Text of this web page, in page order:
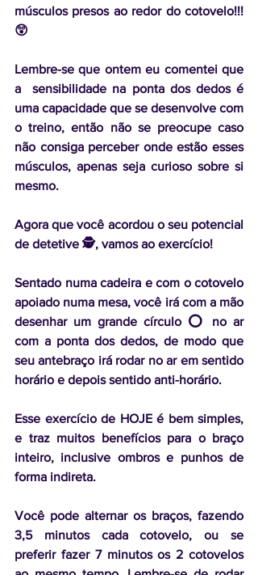
músculos presos ao redor do cotovelo!!!
😲
Lembre-se que ontem eu comentei que
a  sensibilidade na ponta dos dedos é
uma capacidade que se desenvolve com
o treino, então não se preocupe caso
não consiga perceber onde estão esses
músculos, apenas seja curioso sobre si
mesmo.
Agora que você acordou o seu potencial
de detetive 🕵️‍, vamos ao exercício!
Sentado numa cadeira e com o cotovelo
apoiado numa mesa, você irá com a mão
desenhar um grande círculo ⭕️ no ar
com a ponta dos dedos, de modo que
seu antebraço irá rodar no ar em sentido
horário e depois sentido anti-horário.
Esse exercício de HOJE é bem simples,
e traz muitos benefícios para o braço
inteiro, inclusive ombros e punhos de
forma indireta.
Você pode alternar os braços, fazendo
3,5 minutos cada cotovelo, ou se
preferir fazer 7 minutos os 2 cotovelos